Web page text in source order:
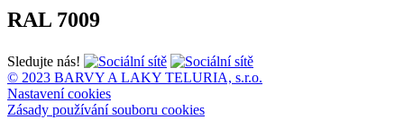
RAL 7009
Sledujte nás!
© 2023 BARVY A LAKY TELURIA, s.r.o.
Nastavení cookies
Zásady používání souboru cookies